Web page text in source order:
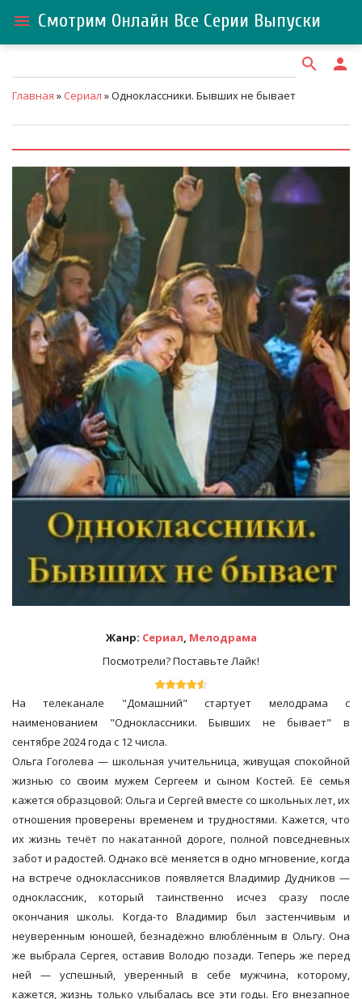
menu Смотрим Онлайн Все Серии Выпуски
search person
Главная » Сериал » Одноклассники. Бывших не бывает
Жанр: Сериал, Мелодрама
Посмотрели? Поставьте Лайк!
На телеканале "Домашний" стартует мелодрама с
наименованием "Одноклассники. Бывших не бывает" в
сентябре 2024 года с 12 числа.
Ольга Гоголева — школьная учительница, живущая спокойной
жизнью со своим мужем Сергеем и сыном Костей. Её семья
кажется образцовой: Ольга и Сергей вместе со школьных лет, их
отношения проверены временем и трудностями. Кажется, что
их жизнь течёт по накатанной дороге, полной повседневных
забот и радостей. Однако всё меняется в одно мгновение, когда
на встрече одноклассников появляется Владимир Дудников —
одноклассник, который таинственно исчез сразу после
окончания школы. Когда-то Владимир был застенчивым и
неуверенным юношей, безнадёжно влюблённым в Ольгу. Она
же выбрала Сергея, оставив Володю позади. Теперь же перед
ней — успешный, уверенный в себе мужчина, которому,
кажется, жизнь только улыбалась все эти годы. Его внезапное